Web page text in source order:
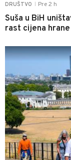
DRUŠTVO Pre 2 h
Suša u BiH
rast cijena hrane